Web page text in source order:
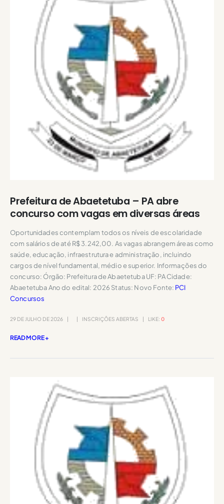
Prefeitura de Abaetetuba – PA abre
concurso com vagas em diversas áreas
Oportunidades contemplam todos os níveis de escolaridade
com salários de até R$ 3.242,00. As vagas abrangem áreas como
saúde, educação, infraestrutura e administração, incluindo
cargos de nível fundamental, médio e superior. Informações do
concurso: Órgão: Prefeitura de Abaetetuba UF: PA Cidade:
Abaetetuba Ano do edital: 2026 Status: Novo Fonte: PCI
Concursos
29 DE JULHO DE 2026 INSCRIÇÕES ABERTAS LIKE: 0
READ MORE +